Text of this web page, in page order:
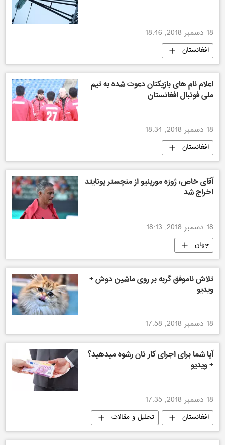
18 دسمبر 2018, 18:46
افغانستان
اعلام نام های بازیکنان دعوت شده به تیم
ملی فوتبال افغانستان
18 دسمبر 2018, 18:34
افغانستان
آقای خاص، ژوزه مورینیو از منچستر یونایتد
اخراج شد
18 دسمبر 2018, 18:13
جهان
تلاش ناموفق گربه بر روی ماشین دوش +
ویدیو
18 دسمبر 2018, 17:58
آیا شما برای اجرای کار تان رشوه میدهید؟
+ ویدیو
18 دسمبر 2018, 17:35
افغانستان
تحلیل و مقالات
اقتصادی